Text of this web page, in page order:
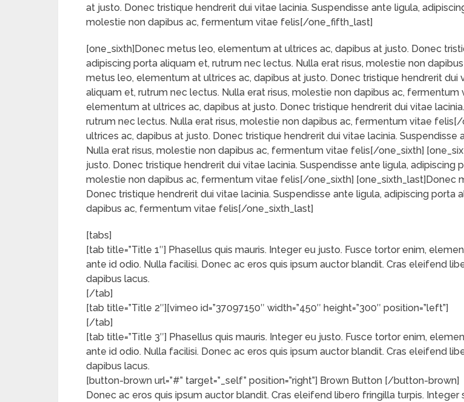
at justo. Donec tristique hendrerit dui vitae lacinia. Suspendisse ante ligula,
molestie non dapibus ac, fermentum vitae felis[/one_fifth_last]
[one_sixth]Donec metus leo, elementum at ultrices ac, dapibus at justo. Donec
adipiscing porta aliquam et, rutrum nec lectus. Nulla erat risus, molestie non
metus leo, elementum at ultrices ac, dapibus at justo. Donec tristique hendrerit dui
aliquam et, rutrum nec lectus. Nulla erat risus, molestie non dapibus ac,
elementum at ultrices ac, dapibus at justo. Donec tristique hendrerit dui vitae
rutrum nec lectus. Nulla erat risus, molestie non dapibus ac, fermentum vitae
ultrices ac, dapibus at justo. Donec tristique hendrerit dui vitae lacinia.
Nulla erat risus, molestie non dapibus ac, fermentum vitae felis[/one_sixth]
justo. Donec tristique hendrerit dui vitae lacinia. Suspendisse ante ligula, adipiscing
molestie non dapibus ac, fermentum vitae felis[/one_sixth] [one_sixth_last]Donec
Donec tristique hendrerit dui vitae lacinia. Suspendisse ante ligula, adipiscing
dapibus ac, fermentum vitae felis[/one_sixth_last]
[tabs]
[tab title=”Title 1″] Phasellus quis mauris. Integer eu justo. Fusce tortor enim,
ante id odio. Nulla facilisi. Donec ac eros quis ipsum auctor blandit. Cras eleifend
dapibus lacus.
[/tab]
[tab title=”Title 2″][vimeo id=”37097150″ width=”450″ height=”300″ position=”left”]
[/tab]
[tab title=”Title 3″] Phasellus quis mauris. Integer eu justo. Fusce tortor enim,
ante id odio. Nulla facilisi. Donec ac eros quis ipsum auctor blandit. Cras eleifend
dapibus lacus.
[button-brown url=”#” target=”_self” position=”right”] Brown Button [/button-brown]
Donec ac eros quis ipsum auctor blandit. Cras eleifend libero fringilla turpis.